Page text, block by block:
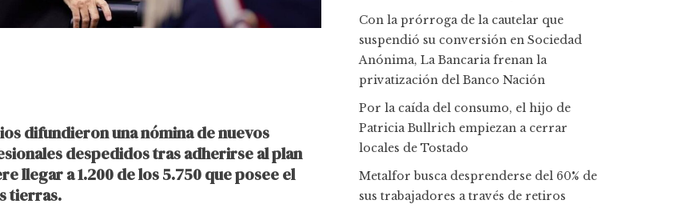
difundieron una nómina de nuevos
despedidos tras adherirse al plan
llegar a 1.200 de los 5.750 que posee el
tierras.
Con la prórroga de la cautelar que
suspendió su conversión en Sociedad
Anónima, La Bancaria frenan la
privatización del Banco Nación
Por la caída del consumo, el hijo de
Patricia Bullrich empiezan a cerrar
locales de Tostado
Metalfor busca desprenderse del 60% de
sus trabajadores a través de retiros